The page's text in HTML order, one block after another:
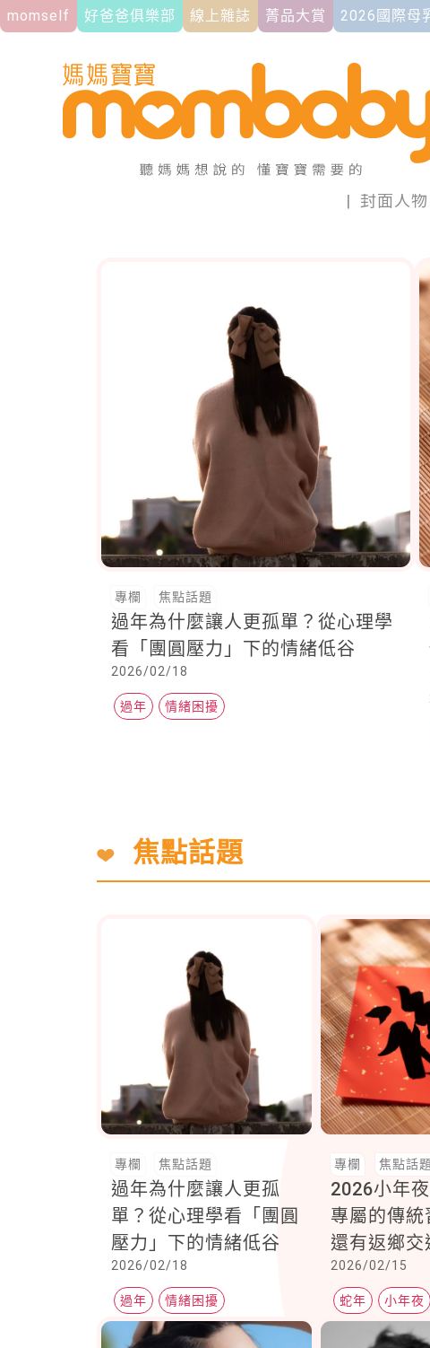
momself 好爸爸俱樂部 線上雜誌 菁品大賞 2026國際母
| 封面人物
專欄 焦點話題
過年為什麼讓人更孤單？從心理學
看「團圓壓力」下的情緒低谷
2026/02/18
過年 情緒困擾
焦點話題
專欄 焦點話題
過年為什麼讓人更孤
單？從心理學看「團圓
壓力」下的情緒低谷
2026/02/18
過年 情緒困擾
專欄 焦點話
2026小年
專屬的傳統
還有返鄉交
貨大街玩樂
2026/02/15
蛇年 小年夜